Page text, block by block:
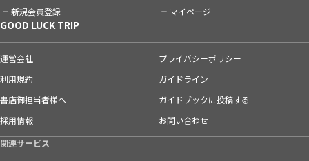
新規会員登録 マイページ
GOOD LUCK TRIP
運営会社
プライバシーポリシー
利用規約
ガイドライン
書店御担当者様へ
ガイドブックに投稿する
採用情報
お問い合わせ
関連サービス